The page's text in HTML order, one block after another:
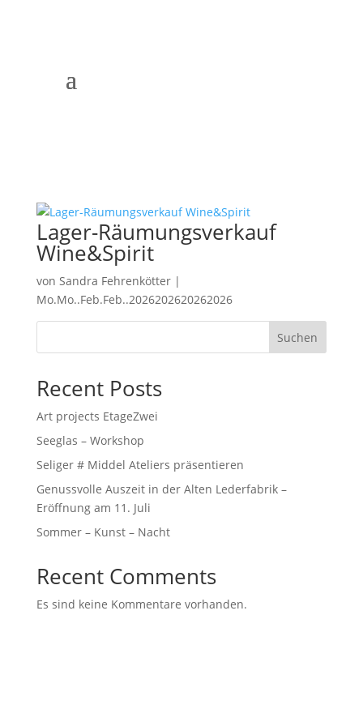
Lager-Räumungsverkauf
Wine&Spirit
von Sandra Fehrenkötter|
Mo.Mo..Feb.Feb..2026202620262026
Suchen
Recent Posts
Art projects EtageZwei
Seeglas – Workshop
Seliger # Middel Ateliers präsentieren
Genussvolle Auszeit in der Alten Lederfabrik –
Eröffnung am 11. Juli
Sommer – Kunst – Nacht
Recent Comments
Es sind keine Kommentare vorhanden.